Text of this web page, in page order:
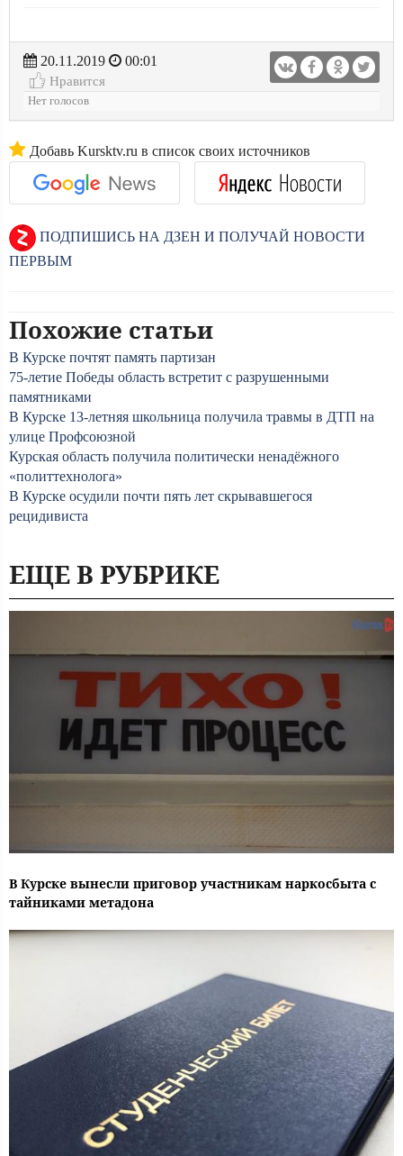
20.11.2019
00:01
Нравится
Нет голосов
Добавь Kursktv.ru в список своих источников
ПОДПИШИСЬ НА ДЗЕН И ПОЛУЧАЙ НОВОСТИ
ПЕРВЫМ
Похожие статьи
В Курске почтят память партизан
75-летие Победы область встретит с разрушенными
памятниками
В Курске 13-летняя школьница получила травмы в ДТП на
улице Профсоюзной
Курская область получила политически ненадёжного
«политтехнолога»
В Курске осудили почти пять лет скрывавшегося
рецидивиста
ЕЩЕ В РУБРИКЕ
В Курске вынесли приговор участникам наркосбыта с
тайниками метадона